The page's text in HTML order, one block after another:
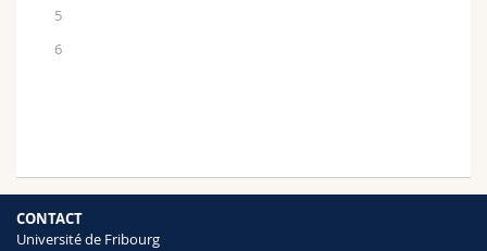
5
6
CONTACT
Université de Fribourg